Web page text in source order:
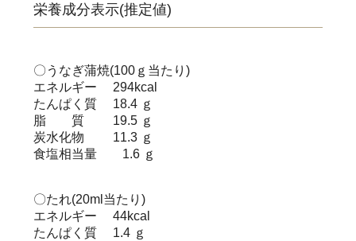
栄養成分表示(推定値)
〇うなぎ蒲焼(100ｇ当たり)
エネルギー 294kcal
たんぱく質 18.4 ｇ
脂 質 19.5 ｇ
炭水化物 11.3 ｇ
食塩相当量 1.6 ｇ
〇たれ(20ml当たり)
エネルギー 44kcal
たんぱく質 1.4 ｇ